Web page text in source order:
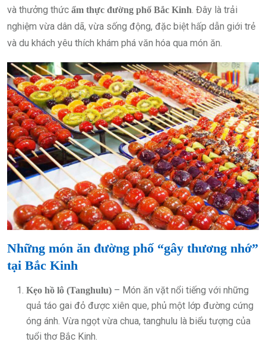
và thưởng thức ẩm thực đường phố Bắc Kinh. Đây là trải
nghiệm vừa dân dã, vừa sống động, đặc biệt hấp dẫn giới trẻ
và du khách yêu thích khám phá văn hóa qua món ăn.
Những món ăn đường phố “gây thương nhớ”
tại Bắc Kinh
Kẹo hồ lô (Tanghulu) – Món ăn vặt nổi tiếng với những
quả táo gai đỏ được xiên que, phủ một lớp đường cứng
óng ánh. Vừa ngọt vừa chua, tanghulu là biểu tượng của
tuổi thơ Bắc Kinh.